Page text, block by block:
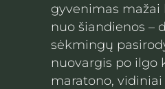
gyvenimas mažai
nuo šiandienos –
sėkmingų
nuovargis po ilgo
maratono,